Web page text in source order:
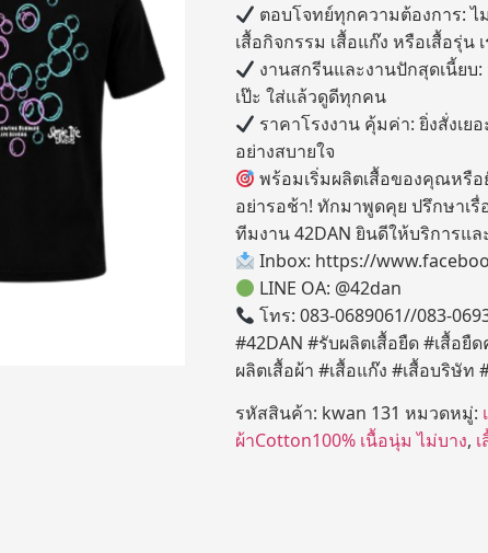
ตอบโจทย์ทุกความต้องการ:
เสื้อกิจกรรม เสื้อแก๊ง หรือเสื้อรุ่น
งานสกรีนและงานปักสุดเนี้ย
เป๊ะ ใส่แล้วดูดีทุกคน
ราคาโรงงาน คุ้มค่า: ยิ่งสั่งเ
อย่างสบายใจ
พร้อมเริ่มผลิตเสื้อของคุณหรือ
อย่ารอช้า! ทักมาพูดคุย ปรึกษาเรื่
ทีมงาน 42DAN ยินดีให้บริการแ
Inbox: https://
LINE OA: @42dan
โทร: 083-0689061//083-
#42DAN #รับผลิตเสื้อยืด #เสื้อ
ผลิตเสื้อผ้า #เสื้อแก๊ง #เสื้อบริษัท
รหัสสินค้า: kwan 131 หมวดหมู่:
ผ้าCotton100% เนื้อนุ่ม ไม่บาง,